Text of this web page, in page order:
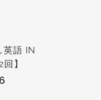
英語 IN
】